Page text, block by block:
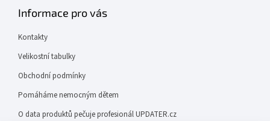
Informace pro vás
Kontakty
Velikostní tabulky
Obchodní podmínky
Pomáháme nemocným dětem
O data produktů pečuje profesionál UPDATER.cz